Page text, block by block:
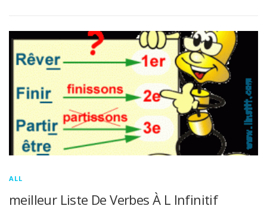
ALL
meilleur Liste De Verbes À L Infinitif